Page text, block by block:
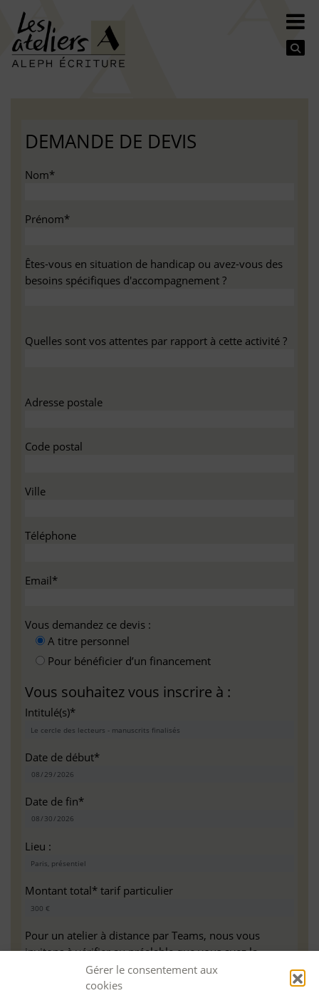
Gérer le consentement aux
cookies
DEMANDE DE DEVIS
Nom*
Prénom*
Êtes-vous en situation de handicap ou avez-vous des
besoins spécifiques d'accompagnement ?
Quelles sont vos attentes par rapport à cette activité ?
Adresse postale
Code postal
Ville
Téléphone
Email*
Vous demandez ce devis :
A titre personnel
Pour bénéficier d’un financement
Vous souhaitez vous inscrire à :
Intitulé(s)*
Date de début*
Date de fin*
Lieu :
Montant total* tarif particulier
Pour un atelier à distance par Teams, nous vous
invitons à vérifier au préalable que vous avez la
configuration minimale requise pour pouvoir travailler
dans les meilleures conditions : Configuration